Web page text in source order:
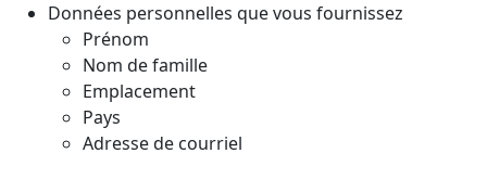
Données personnelles que vous fournissez
Prénom
Nom de famille
Emplacement
Pays
Adresse de courriel